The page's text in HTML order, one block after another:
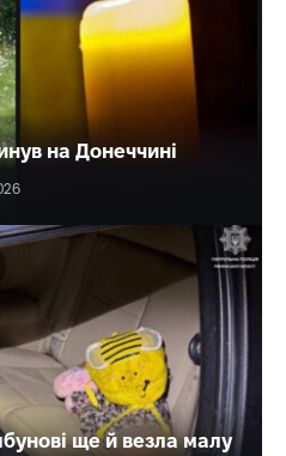
на Донеччині
ще й везла малу